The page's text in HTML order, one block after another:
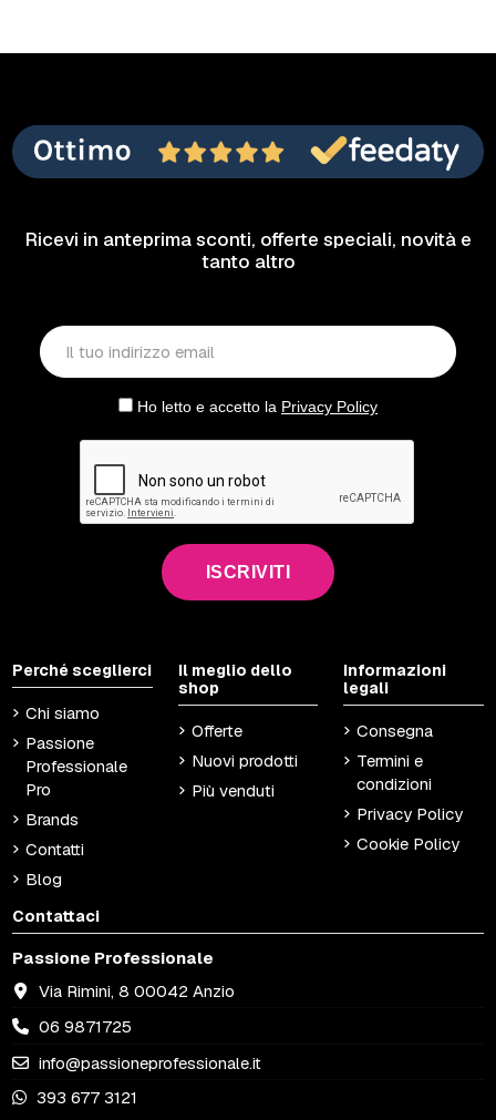
Ricevi in anteprima sconti, offerte speciali, novità e
tanto altro
Ho letto e accetto la Privacy Policy
ISCRIVITI
Perché sceglierci
Chi siamo
Passione
Professionale
Pro
Brands
Contatti
Blog
Il meglio dello
shop
Offerte
Nuovi prodotti
Più venduti
Informazioni
legali
Consegna
Termini e
condizioni
Privacy Policy
Cookie Policy
Contattaci
Passione Professionale
Via Rimini, 8 00042 Anzio
06 9871725
info@passioneprofessionale.it
393 677 3121